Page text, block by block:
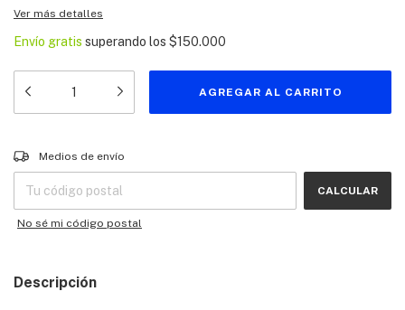
Ver más detalles
Envío gratis superando los $150.000
Entregas para el CP:
Medios de envío
CALCULAR
No sé mi código postal
Descripción